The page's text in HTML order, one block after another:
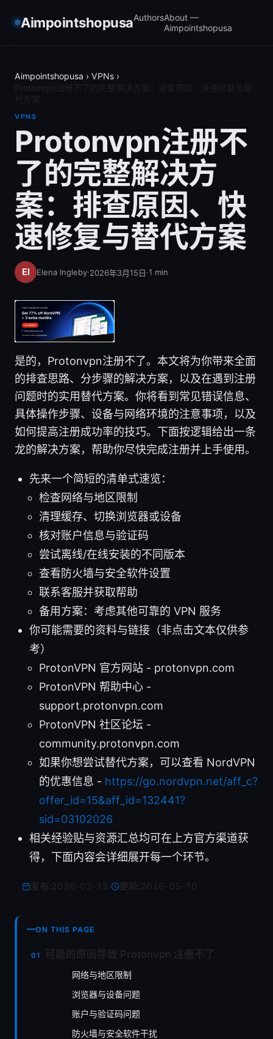
AimpointshopusaAuthorsAbout —
Aimpointshopusa
Aimpointshopusa › VPNs ›
VPNS
Protonvpn注册不
了的完整解决方
案：排查原因、快
速修复与替代方案
Elena Ingleby·2026年3月15日·1 min
是的，Protonvpn注册不了。本文将为你带来全面
的排查思路、分步骤的解决方案，以及在遇到注册
问题时的实用替代方案。你将看到常见错误信息、
具体操作步骤、设备与网络环境的注意事项，以及
如何提高注册成功率的技巧。下面按逻辑给出一条
龙的解决方案，帮助你尽快完成注册并上手使用。
先来一个简短的清单式速览：
检查网络与地区限制
清理缓存、切换浏览器或设备
核对账户信息与验证码
尝试离线/在线安装的不同版本
查看防火墙与安全软件设置
联系客服并获取帮助
备用方案：考虑其他可靠的 VPN 服务
你可能需要的资料与链接（非点击文本仅供参
考）
ProtonVPN 官方网站 - protonvpn.com
ProtonVPN 帮助中心 -
support.protonvpn.com
ProtonVPN 社区论坛 -
community.protonvpn.com
如果你想尝试替代方案，可以查看 NordVPN
的优惠信息 - https://go.nordvpn.net/aff_c?
offer_id=15&aff_id=132441?
sid=03102026
相关经验贴与资源汇总均可在上方官方渠道获
得，下面内容会详细展开每一个环节。
更新:
ON THIS PAGE
网络与地区限制
浏览器与设备问题
账户与验证码问题
防火墙与安全软件干扰